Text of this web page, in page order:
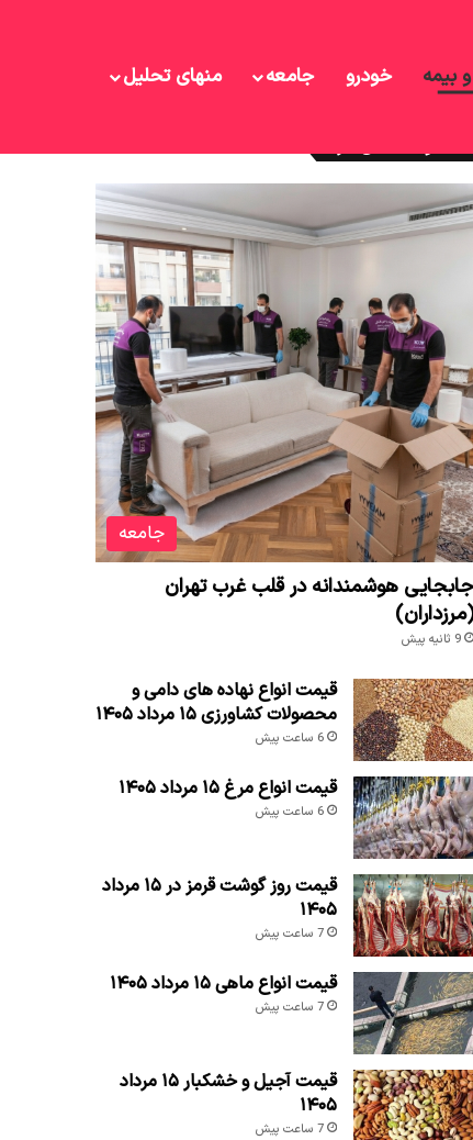
بیمه خودرو جامعه منهای تحلیل
جامعه
جابجایی هوشمندانه در قلب غرب تهران
(مرزداران)
9 ثانیه پیش
قیمت انواع نهاده های دامی و
محصولات کشاورزی ۱۵ مرداد ۱۴۰۵
6 ساعت پیش
قیمت انواع مرغ ۱۵ مرداد ۱۴۰۵
6 ساعت پیش
قیمت روز گوشت قرمز در ۱۵ مرداد
۱۴۰۵
7 ساعت پیش
قیمت انواع ماهی ۱۵ مرداد ۱۴۰۵
7 ساعت پیش
قیمت آجیل و خشکبار ۱۵ مرداد
۱۴۰۵
7 ساعت پیش